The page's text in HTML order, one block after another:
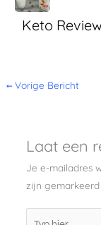
Keto
← Vorige Bericht
Laat een
Je e-mailadres
zijn